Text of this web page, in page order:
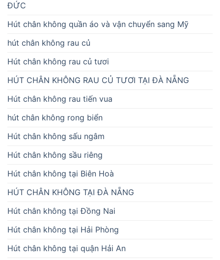
ĐỨC
Hút chân không quần áo và vận chuyển sang Mỹ
hút chân không rau củ
Hút chân không rau củ tươi
HÚT CHÂN KHÔNG RAU CỦ TƯƠI TẠI ĐÀ NẴNG
Hút chân không rau tiến vua
hút chân không rong biển
Hút chân không sấu ngâm
Hút chân không sầu riêng
Hút chân không tại Biên Hoà
HÚT CHÂN KHÔNG TẠI ĐÀ NẴNG
Hút chân không tại Đồng Nai
Hút chân không tại Hải Phòng
Hút chân không tại quận Hải An